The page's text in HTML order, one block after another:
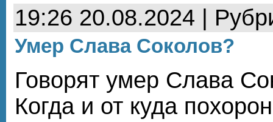
19:26 20.08.2024 |
Умер Слава Соколов?
Говорят умер Слава
Когда и от куда